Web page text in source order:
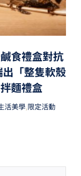
食禮盒對抗
「整隻軟殼
麵禮盒
活美學,限定活動